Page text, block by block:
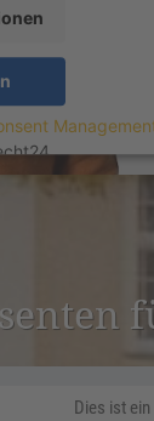
Dies ist